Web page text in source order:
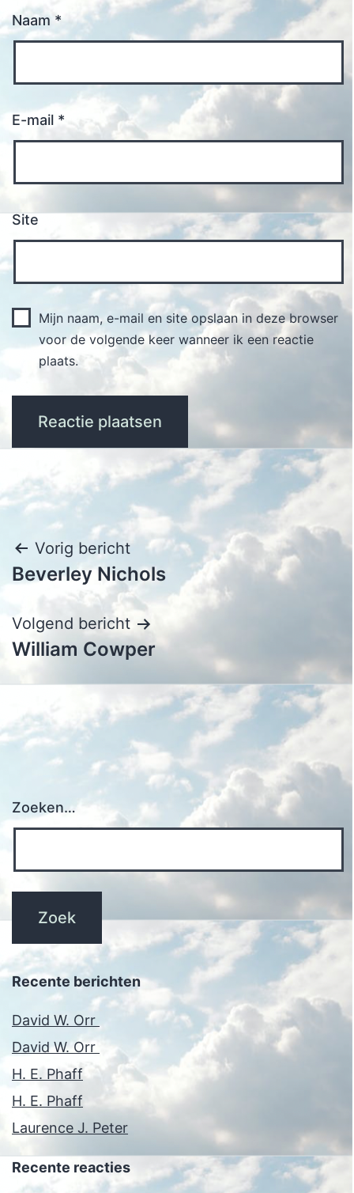
Naam *
E-mail *
Site
Mijn naam, e-mail en site opslaan in deze browser
voor de volgende keer wanneer ik een reactie
plaats.
Bericht
navigatie
Vorig bericht
Beverley Nichols
Volgend bericht
William Cowper
Zoeken…
Recente berichten
David W. Orr
David W. Orr
H. E. Phaff
H. E. Phaff
Laurence J. Peter
Recente reacties